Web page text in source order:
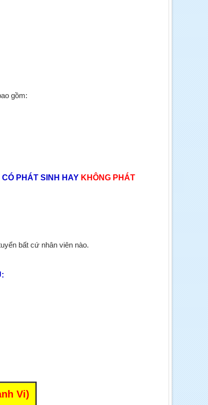
gồm:
PHÁT SINH HAY KHÔNG PHÁT
bất cứ nhân viên nào.
Vi)